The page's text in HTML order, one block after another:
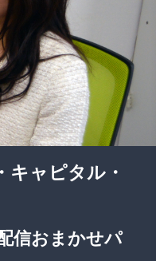
キャピタル・
信おまかせパ